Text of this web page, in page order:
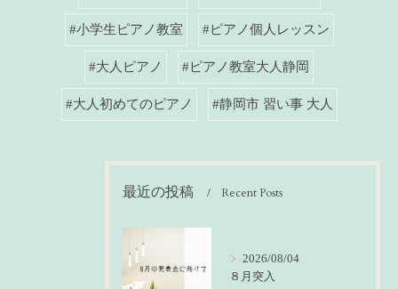
#小学生ピアノ教室 #ピアノ個人レッスン
#大人ピアノ #ピアノ教室大人静岡
#大人初めてのピアノ #静岡市 習い事 大人
最近の投稿 Recent Posts
2026/08/04
８月突入